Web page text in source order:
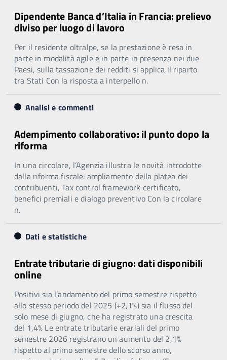
Dipendente Banca d’Italia in Francia: prelievo
diviso per luogo di lavoro
Per il residente oltralpe, se la prestazione è resa in
parte in modalità agile e in parte in presenza nei due
Paesi, sulla tassazione dei redditi si applica il riparto
tra Stati Con la risposta a interpello n.
Analisi e commenti
Adempimento collaborativo: il punto dopo la
riforma
In una circolare, l’Agenzia illustra le novità introdotte
dalla riforma fiscale: ampliamento della platea dei
contribuenti, Tax control framework certificato,
benefici premiali e dialogo preventivo Con la circolare
n.
Dati e statistiche
Entrate tributarie di giugno: dati disponibili
online
Positivi sia l’andamento del primo semestre rispetto
allo stesso periodo del 2025 (+2,1%) sia il flusso del
solo mese di giugno, che ha registrato una crescita
del 1,4% Le entrate tributarie erariali del primo
semestre 2026 registrano un aumento del 2,1%
rispetto al primo semestre dello scorso anno,